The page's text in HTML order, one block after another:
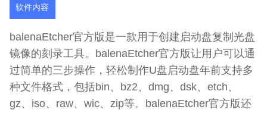
软件内容
balenaEtcher官方版是一款用于创建启动盘复制光盘
镜像的刻录工具。balenaEtcher官方版让用户可以通
过简单的三步操作，轻松制作U盘启动盘年前支持多
种文件格式，包括bin、bz2、dmg、dsk、etch、
gz、iso、raw、wic、zip等。balenaEtcher官方版还